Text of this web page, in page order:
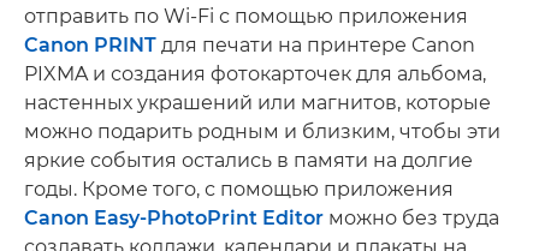
отправить по Wi-Fi с помощью приложения
Canon PRINT для печати на принтере Canon
PIXMA и создания фотокарточек для альбома,
настенных украшений или магнитов, которые
можно подарить родным и близким, чтобы эти
яркие события остались в памяти на долгие
годы. Кроме того, с помощью приложения
Canon Easy-PhotoPrint Editor можно без труда